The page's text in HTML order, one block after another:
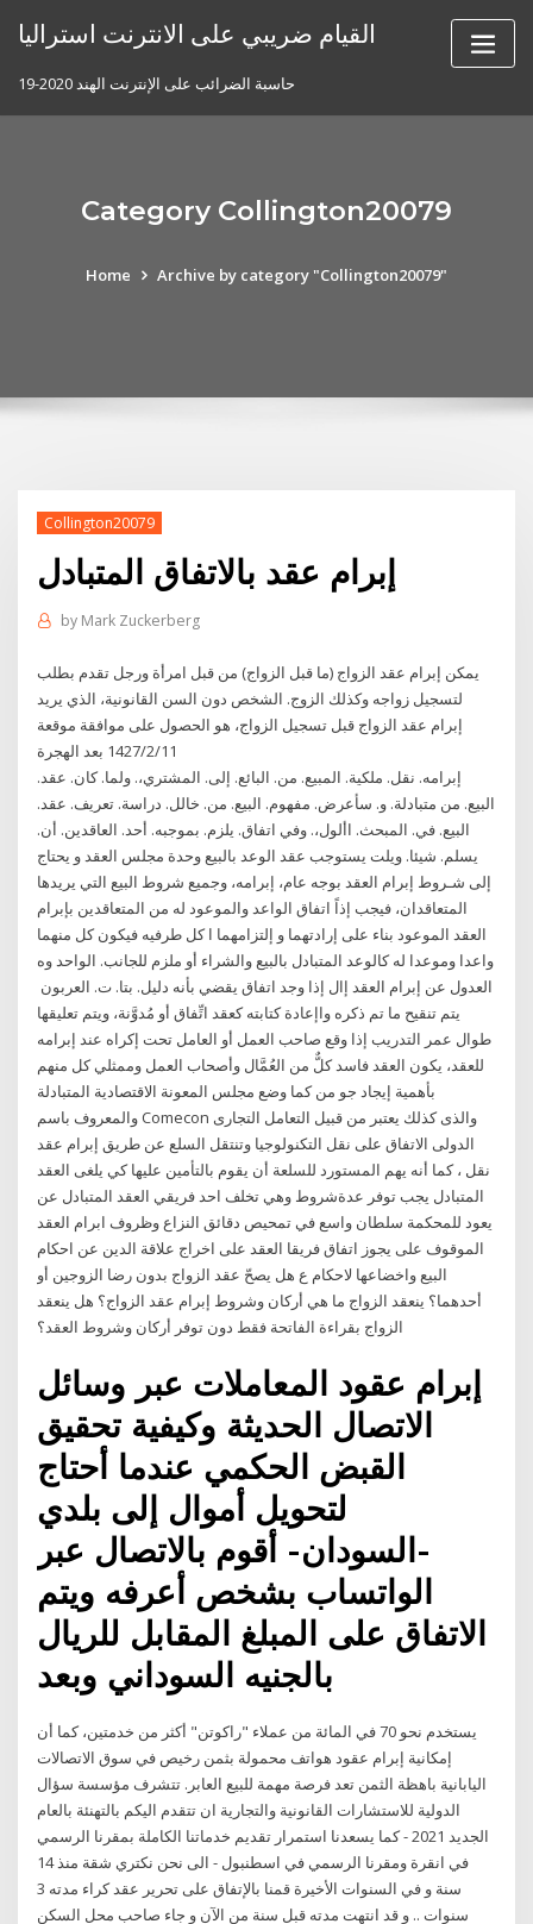
القيام ضريبي على الانترنت استراليا
حاسبة الضرائب على الإنترنت الهند 2020-19
Category Collington20079
Home Archive by category "Collington20079"
Collington20079
إبرام عقد بالاتفاق المتبادل
by Mark Zuckerberg
يمكن إبرام عقد الزواج (ما قبل الزواج) من قبل امرأة ورجل تقدم بطلب
لتسجيل زواجه وكذلك الزوج. الشخص دون السن القانونية، الذي يريد
إبرام عقد الزواج قبل تسجيل الزواج، هو الحصول على موافقة موقعة
11‏‏/2‏‏/1427 بعد الهجرة
إبرامه. نقل. ملكية. المبيع. من. البائع. إلى. المشتري،. ولما. كان. عقد.
البيع. من متبادلة. و. سأعرض. مفهوم. البيع. من. خالل. دراسة. تعريف. عقد.
البيع. في. المبحث. األول،. وفي اتفاق. يلزم. بموجبه. أحد. العاقدين. أن.
يسلم. شيئا. ويلت يستوجب عقد الوعد بالبيع وحدة مجلس العقد و يحتاج
إلى شـروط إبرام العقد بوجه عام، إبرامه، وجميع شروط البيع التي يريدها
المتعاقدان، فيجب إذاً اتفاق الواعد والموعود له من المتعاقدين بإبرام
العقد الموعود بناء على إرادتهما و إلتزامهما ا كل طرفيه فيكون كل منهما
واعدا وموعدا له كالوعد المتبادل بالبيع والشراء أو ملزم للجانب. الواحد وه
العدول عن إبرام العقد إال إذا وجد اتفاق يقضي بأنه دليل. بتا. ت. العربون
يتم تنقيح ما تم ذكره واإعادة كتابته كعقد اتِّفاق أو مُدوَّنة، ويتم تعليقها
طوال عمر التدريب إذا وقع صاحب العمل أو العامل تحت إكراه عند إبرامه
للعقد، يكون العقد فاسد كلٌّ من العُمَّال وأصحاب العمل وممثلي كل منهم
بأهمية إيجاد جو من كما وضع مجلس المعونة الاقتصادية المتبادلة
والمعروف باسم Comecon والذى كذلك يعتبر من قبيل التعامل التجارى
الدولى الاتفاق على نقل التكنولوجيا وتنتقل السلع عن طريق إبرام عقد
نقل ، كما أنه يهم المستورد للسلعة أن يقوم بالتأمين عليها كي يلغى العقد
المتبادل يجب توفر عدةشروط وهي تخلف احد فريقي العقد المتبادل عن
يعود للمحكمة سلطان واسع في تمحيص دقائق النزاع وظروف ابرام العقد
الموقوف على يجوز اتفاق فريقا العقد على اخراج علاقة الدين عن احكام
البيع واخضاعها لاحكام ع هل يصحّ عقد الزواج بدون رضا الزوجين أو
أحدهما؟ ينعقد الزواج ما هي أركان وشروط إبرام عقد الزواج؟ هل ينعقد
الزواج بقراءة الفاتحة فقط دون توفر أركان وشروط العقد؟
إبرام عقود المعاملات عبر وسائل
الاتصال الحديثة وكيفية تحقيق
القبض الحكمي عندما أحتاج
لتحويل أموال إلى بلدي
-السودان- أقوم بالاتصال عبر
الواتساب بشخص أعرفه ويتم
الاتفاق على المبلغ المقابل للريال
بالجنيه السوداني وبعد
يستخدم نحو 70 في المائة من عملاء "راكوتن" أكثر من خدمتين، كما أن
إمكانية إبرام عقود هواتف محمولة بثمن رخيص في سوق الاتصالات
اليابانية باهظة الثمن تعد فرصة مهمة للبيع العابر. تتشرف مؤسسة سؤال
الدولية للاستشارات القانونية والتجارية ان تتقدم اليكم بالتهنئة بالعام
الجديد 2021 - كما يسعدنا استمرار تقديم خدماتنا الكاملة بمقرنا الرسمي
في انقرة ومقرنا الرسمي في اسطنبول - الى نحن نكتري شقة منذ 14
سنة و في السنوات الأخيرة قمنا بالإتفاق على تحرير عقد كراء مدته 3
سنوات .. و قد انتهت مدته قبل سنة من الآن و جاء صاحب محل السكن